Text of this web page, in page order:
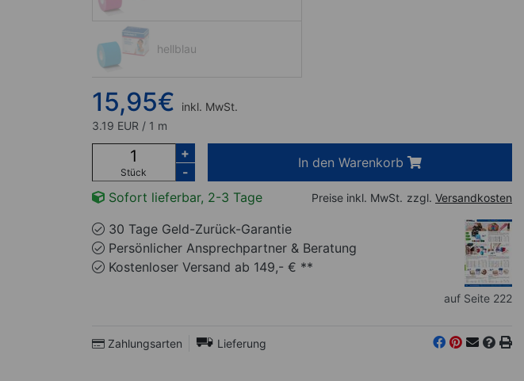
hellblau
15,95€
inkl. MwSt.
3.19 EUR / 1 m
Stück
+
-
In den Warenkorb
Sofort lieferbar, 2-3 Tage Preise inkl. MwSt. zzgl. Versandkosten
30 Tage Geld-Zurück-Garantie
Persönlicher Ansprechpartner & Beratung
Kostenloser Versand ab 149,- € **
auf Seite 222
Zahlungsarten Lieferung